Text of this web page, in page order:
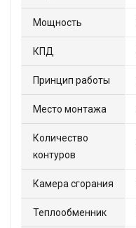
Мощность
КПД
Принцип работы
Место монтажа
Количество
контуров
Камера сгорания
Теплообменник